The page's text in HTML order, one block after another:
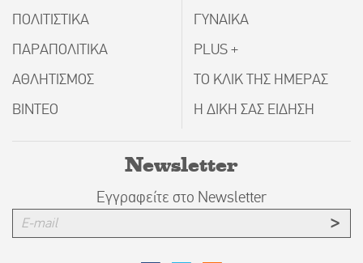
ΠΟΛΙΤΙΣΤΙΚΑ
ΠΑΡΑΠΟΛΙΤΙΚΑ
ΑΘΛΗΤΙΣΜΟΣ
ΒΙΝΤΕΟ
ΓΥΝΑΙΚΑ
PLUS +
ΤΟ ΚΛΙΚ ΤΗΣ ΗΜΕΡΑΣ
Η ΔΙΚΗ ΣΑΣ ΕΙΔΗΣΗ
Newsletter
Εγγραφείτε στο Newsletter